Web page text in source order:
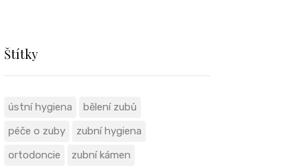
Štítky
ústní hygiena
bělení zubů
péče o zuby
zubní hygiena
ortodoncie
zubní kámen